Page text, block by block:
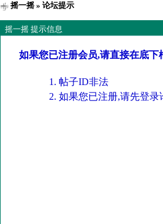
摇一摇» 论坛提示
摇一摇 提示信息
如果您已注册会员,请直接在底
帖子ID非法
如果您已注册,请先登录